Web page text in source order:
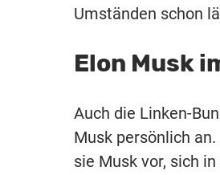
Umständen schon
Elon Musk
Auch die Linken-
Musk persönlich
sie Musk vor, sich